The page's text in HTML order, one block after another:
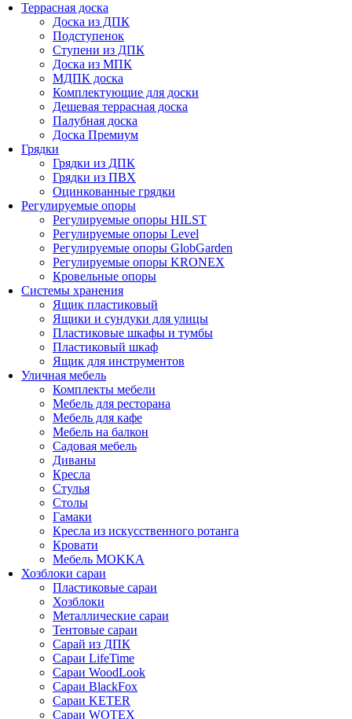
Террасная доска
Доска из ДПК
Подступенок
Ступени из ДПК
Доска из МПК
МДПК доска
Комплектующие для доски
Дешевая террасная доска
Палубная доска
Доска Премиум
Грядки
Грядки из ДПК
Грядки из ПВХ
Оцинкованные грядки
Регулируемые опоры
Регулируемые опоры HILST
Регулируемые опоры Level
Регулируемые опоры GlobGarden
Регулируемые опоры KRONEX
Кровельные опоры
Системы хранения
Ящик пластиковый
Ящики и сундуки для улицы
Пластиковые шкафы и тумбы
Пластиковый шкаф
Ящик для инструментов
Уличная мебель
Комплекты мебели
Мебель для ресторана
Мебель для кафе
Мебель на балкон
Садовая мебель
Диваны
Кресла
Стулья
Столы
Гамаки
Кресла из искусственного ротанга
Кровати
Мебель MOKKA
Хозблоки сараи
Пластиковые сараи
Хозблоки
Металлические сараи
Тентовые сараи
Сарай из ДПК
Cараи LifeTime
Cараи WoodLook
Сараи BlackFox
Сараи KETER
Сараи WOTEX